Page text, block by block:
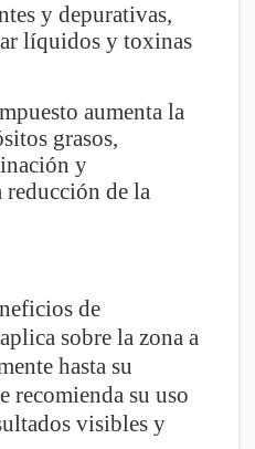
y depurativas,
líquidos y toxinas
aumenta la
grasos,
y
de la
de
sobre la zona a
hasta su
recomienda su uso
visibles y